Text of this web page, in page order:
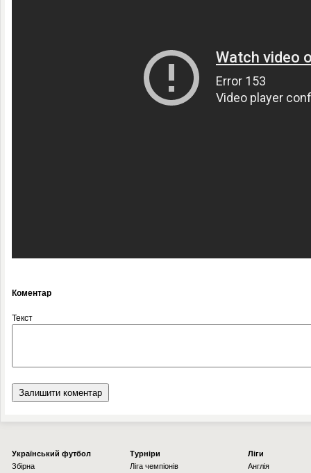
Коментар
Текст
Українcький футбол
Збірна
Турніри
Ліга чемпіонів
Ліги
Англія